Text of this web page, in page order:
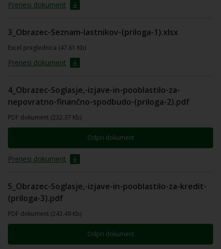
Prenesi dokument
3_Obrazec-Seznam-lastnikov-(priloga-1).xlsx
Excel preglednica (47.61 Kb)
Prenesi dokument
4_Obrazec-Soglasje,-izjave-in-pooblastilo-za-
nepovratno-finančno-spodbudo-(priloga-2).pdf
PDF dokument (232.37 Kb)
Odpri dokument
Prenesi dokument
5_Obrazec-Soglasje,-izjave-in-pooblastilo-za-kredit-
(priloga-3).pdf
PDF dokument (243.49 Kb)
Odpri dokument